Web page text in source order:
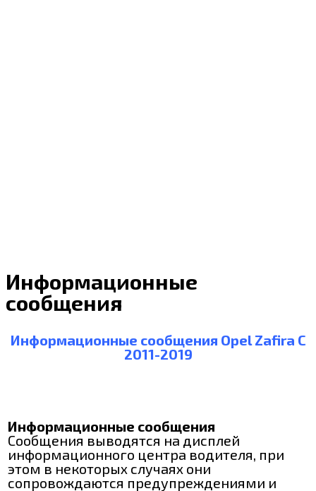
Информационные
сообщения
Информационные сообщения Opel Zafira C
2011-2019
Информационные сообщения
Сообщения выводятся на дисплей
информационного центра водителя, при
этом в некоторых случаях они
сопровождаются предупреждениями и